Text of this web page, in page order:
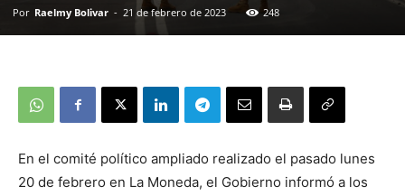
Por Raelmy Bolivar - 21 de febrero de 2023 248
En el comité político ampliado realizado el pasado lunes
20 de febrero en La Moneda, el Gobierno informó a los